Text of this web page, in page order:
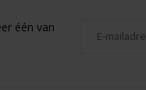
één van